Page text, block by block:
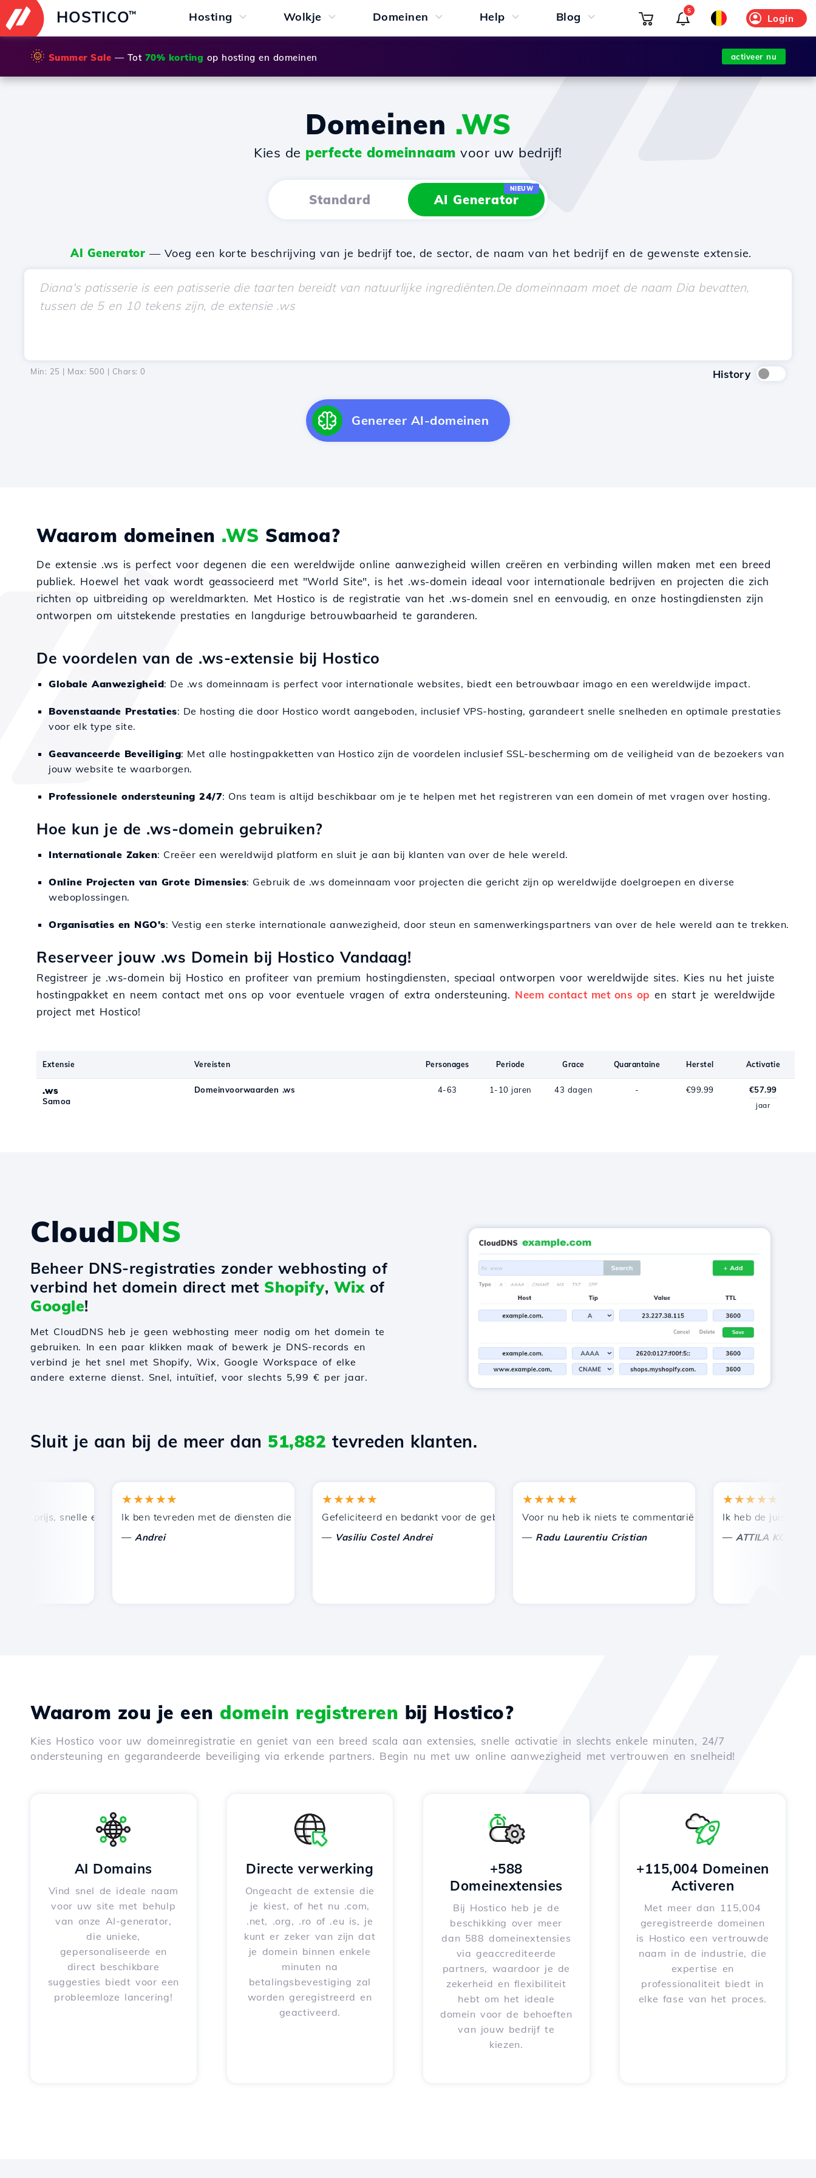
HOSTICO™ Hosting Wolkje Domeinen Help Blog Login
5
🌞 Summer Sale — Tot 70% korting op hosting en domeinen activeer nu
Domeinen .WS
Kies de perfecte domeinnaam voor uw bedrijf!
Standard AI Generator
NIEUW
AI Generator — Voeg een korte beschrijving van je bedrijf toe, de sector, de naam van het bedrijf en de gewenste extensie.
Min: 25 | Max: 500 | Chars: 0 History
Genereer AI-domeinen
Waarom domeinen .WS Samoa?
De extensie .ws is perfect voor degenen die een wereldwijde online aanwezigheid willen creëren en verbinding willen maken met een breed
publiek. Hoewel het vaak wordt geassocieerd met "World Site", is het .ws-domein ideaal voor internationale bedrijven en projecten die zich
richten op uitbreiding op wereldmarkten. Met Hostico is de registratie van het .ws-domein snel en eenvoudig, en onze hostingdiensten zijn
ontworpen om uitstekende prestaties en langdurige betrouwbaarheid te garanderen.
De voordelen van de .ws-extensie bij Hostico
Globale Aanwezigheid: De .ws domeinnaam is perfect voor internationale websites, biedt een betrouwbaar imago en een wereldwijde impact.
Bovenstaande Prestaties: De hosting die door Hostico wordt aangeboden, inclusief VPS-hosting, garandeert snelle snelheden en optimale prestaties
voor elk type site.
Geavanceerde Beveiliging: Met alle hostingpakketten van Hostico zijn de voordelen inclusief SSL-bescherming om de veiligheid van de bezoekers van
jouw website te waarborgen.
Professionele ondersteuning 24/7: Ons team is altijd beschikbaar om je te helpen met het registreren van een domein of met vragen over hosting.
Hoe kun je de .ws-domein gebruiken?
Internationale Zaken: Creëer een wereldwijd platform en sluit je aan bij klanten van over de hele wereld.
Online Projecten van Grote Dimensies: Gebruik de .ws domeinnaam voor projecten die gericht zijn op wereldwijde doelgroepen en diverse
weboplossingen.
Organisaties en NGO's: Vestig een sterke internationale aanwezigheid, door steun en samenwerkingspartners van over de hele wereld aan te trekken.
Reserveer jouw .ws Domein bij Hostico Vandaag!
Registreer je .ws-domein bij Hostico en profiteer van premium hostingdiensten, speciaal ontworpen voor wereldwijde sites. Kies nu het juiste
hostingpakket en neem contact met ons op voor eventuele vragen of extra ondersteuning. Neem contact met ons op en start je wereldwijde
project met Hostico!
Extensie Vereisten Personages Periode Grace Quarantaine Herstel Activatie
.ws
Samoa
Domeinvoorwaarden .ws 4-63 1-10 jaren 43 dagen - €99.99 €57.99
jaar
CloudDNS
Beheer DNS-registraties zonder webhosting of
verbind het domein direct met Shopify, Wixof
Google!
Met CloudDNS heb je geen webhosting meer nodig om het domein te
gebruiken. In een paar klikken maak of bewerk je DNS-records en
verbind je het snel met Shopify, Wix, Google Workspace of elke
andere externe dienst. Snel, intuïtief, voor slechts 5,99 € per jaar.
Sluit je aan bij de meer dan 51,882 tevreden klanten.
prijs, snelle en efficiënte technische ondersteuning.
★★★★★
Ik ben tevreden met de diensten die door Hostico worden aangeboden. Ik heb jullie aanbevolen bij andere bekenden.
Andrei
★★★★★
Gefeliciteerd en bedankt voor de geboden ondersteuning!
Vasiliu Costel Andrei
★★★★★
Voor nu heb ik niets te commentariëren, alleen om te
Radu Laurentiu Cristian
★★★★★
Ik heb de juiste keuze
ATTILA KOLES
Waarom zou je een domein registreren bij Hostico?
Kies Hostico voor uw domeinregistratie en geniet van een breed scala aan extensies, snelle activatie in slechts enkele minuten, 24/7
ondersteuning en gegarandeerde beveiliging via erkende partners. Begin nu met uw online aanwezigheid met vertrouwen en snelheid!
AI Domains
Vind snel de ideale naam
voor uw site met behulp
van onze AI-generator,
die unieke,
gepersonaliseerde en
direct beschikbare
suggesties biedt voor een
probleemloze lancering!
Directe verwerking
Ongeacht de extensie die
je kiest, of het nu .com,
.net, .org, .ro of .eu is, je
kunt er zeker van zijn dat
je domein binnen enkele
minuten na
betalingsbevestiging zal
worden geregistreerd en
geactiveerd.
+588
Domeinextensies
Bij Hostico heb je de
beschikking over meer
dan 588 domeinextensies
via geaccrediteerde
partners, waardoor je de
zekerheid en flexibiliteit
hebt om het ideale
domein voor de behoeften
van jouw bedrijf te
kiezen.
+115,004 Domeinen
Activeren
Met meer dan 115,004
geregistreerde domeinen
is Hostico een vertrouwde
naam in de industrie, die
expertise en
professionaliteit biedt in
elke fase van het proces.